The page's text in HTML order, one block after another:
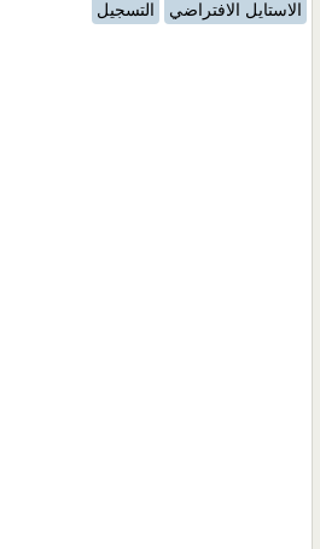
الاستايل الافتراضي
التسجيل